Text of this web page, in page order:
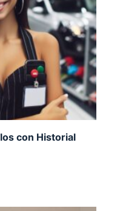
con Historial